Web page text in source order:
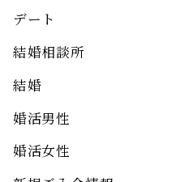
デート
結婚相談所
結婚
婚活男性
婚活女性